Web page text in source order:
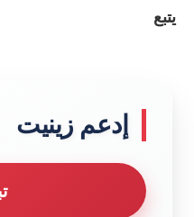
يتبع
إدعم زينيت